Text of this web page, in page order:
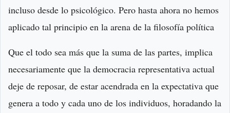
incluso desde lo psicológico. Pero hasta ahora no hemos
aplicado tal principio en la arena de la filosofía política
Que el todo sea más que la suma de las partes, implica
necesariamente que la democracia representativa actual
deje de reposar, de estar acendrada en la expectativa que
genera a todo y cada uno de los individuos, horadando la